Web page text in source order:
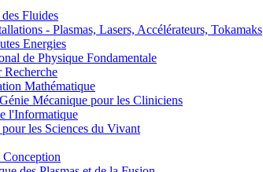
Fluides
- Plasmas, Lasers, Accélérateurs, Tokamaks
Energies
de Physique Fondamentale
Mathématique
Mécanique pour les Cliniciens
l'Informatique
les Sciences du Vivant